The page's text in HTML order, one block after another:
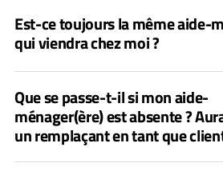
Est-ce toujours la même aide-
qui viendra chez moi ?
Que se passe-t-il si mon aide-
ménager(ère) est absente ?
un remplaçant en tant que